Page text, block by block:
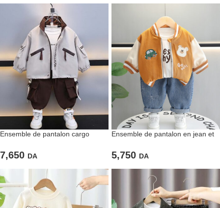
Ensemble de pantalon cargo
7,650 DA
Ensemble de pantalon en jean et
5,750 DA